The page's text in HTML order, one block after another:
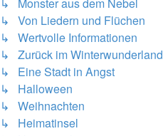
↳ Von Liedern und Flüchen
↳ Wertvolle Informationen
↳ Zurück im Winterwunderland
↳ Eine Stadt in Angst
↳ Halloween
↳ Weihnachten
↳ Heimatinsel